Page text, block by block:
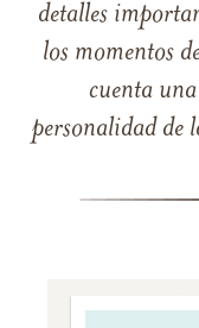
detalles
los momentos
cuenta
personalidad de